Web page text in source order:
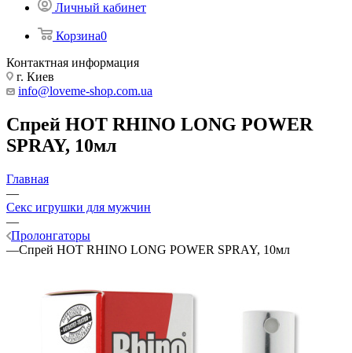
Личный кабинет
Корзина0
Контактная информация
г. Киев
info@loveme-shop.com.ua
Спрей HOT RHINO LONG POWER
SPRAY, 10мл
Главная
—
Секс игрушки для мужчин
—
Пролонгаторы
—Спрей HOT RHINO LONG POWER SPRAY, 10мл